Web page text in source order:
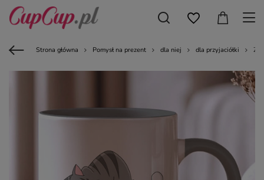
Strona główna Pomysł na prezent dla niej dla przyjaciółki